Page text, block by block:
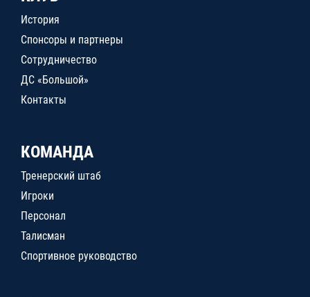
История
Спонсоры и партнеры
Сотрудничество
ДС «Большой»
Контакты
КОМАНДА
Тренерский штаб
Игроки
Персонал
Талисман
Спортивное руководство